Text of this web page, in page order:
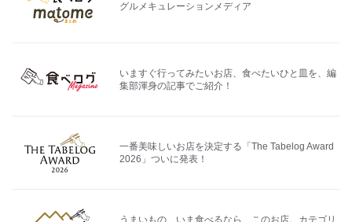
グルメキュレーションメディア
いますぐ行ってみたいお店、食べたいひと皿を、編
集部渾身の記事でご紹介！
一番美味しいお店を決定する「The Tabelog Award
2026」ついに発表！